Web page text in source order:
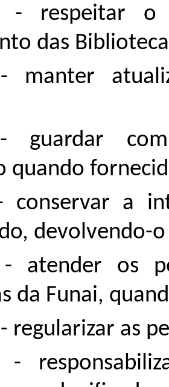
- respeitar o
das
manter
guardar
quando
conservar a
devolvendo-
atender os
da Funai,
regularizar as
-